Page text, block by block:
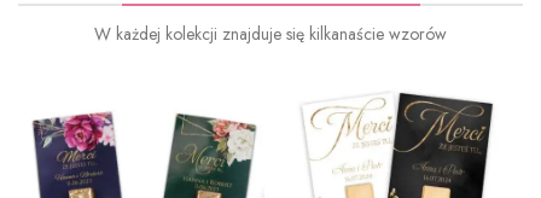
W każdej kolekcji znajduje się kilkanaście wzorów